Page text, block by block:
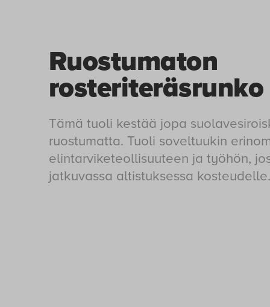
Ruostumaton
rosteriteräsrunko
Tämä tuoli kestää jopa
ruostumatta. Tuoli soveltuukin
elintarviketeollisuuteen ja työhön,
jatkuvassa altistuksessa kosteudelle.